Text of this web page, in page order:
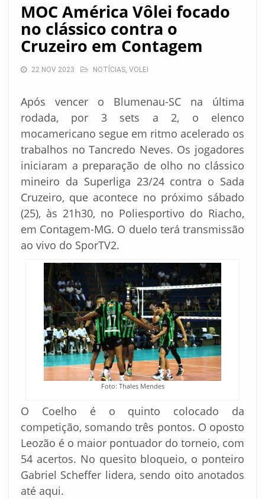
MOC América Vôlei focado
no clássico contra o
Cruzeiro em Contagem
22 NOV 2023 NOTÍCIAS, VOLEI
Após vencer o Blumenau-SC na última
rodada, por 3 sets a 2, o elenco
mocamericano segue em ritmo acelerado os
trabalhos no Tancredo Neves. Os jogadores
iniciaram a preparação de olho no clássico
mineiro da Superliga 23/24 contra o Sada
Cruzeiro, que acontece no próximo sábado
(25), às 21h30, no Poliesportivo do Riacho,
em Contagem-MG. O duelo terá transmissão
ao vivo do SporTV2.
Foto: Thales Mendes
O Coelho é o quinto colocado da
competição, somando três pontos. O oposto
Leozão é o maior pontuador do torneio, com
54 acertos. No quesito bloqueio, o ponteiro
Gabriel Scheffer lidera, sendo oito anotados
até aqui.